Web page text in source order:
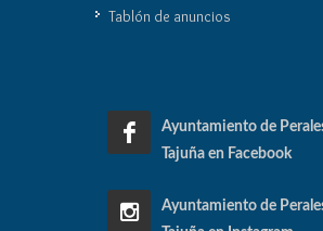
Tablón de anuncios
Ayuntamiento de
Tajuña en Facebook
Ayuntamiento de